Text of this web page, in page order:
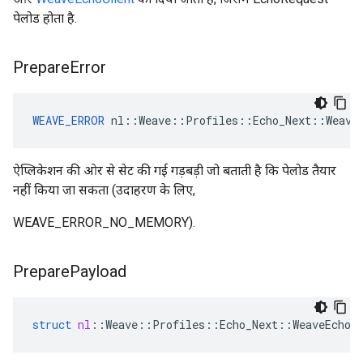
पेलोड होता है.
PrepareError
WEAVE_ERROR
ऐप्लिकेशन की ओर से सेट की गई गड़बड़ी जो बताती है कि पेलोड तैयार
नहीं किया जा सकता (उदाहरण के लिए,
WEAVE_ERROR_NO_MEMORY).
PreparePayload
struct nl ::Weave :: Profiles ::Echo_Next ::